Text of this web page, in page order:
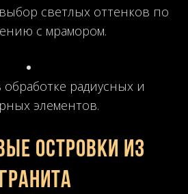
светлых оттенков по
с мрамором.
радиусных и
элементов.
островки из
гранита